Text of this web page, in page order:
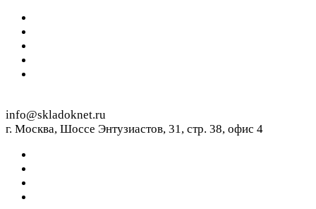
info@skladoknet.ru
г. Москва, Шоссе Энтузиастов, 31, стр. 38, офис 4